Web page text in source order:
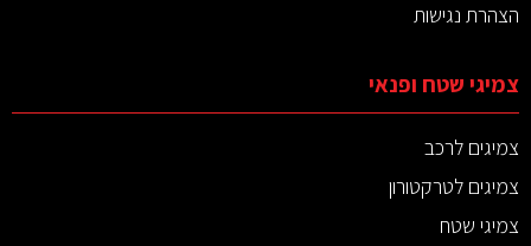
הצהרת נגישות
צמיגי שטח ופנאי
צמיגים לרכב
צמיגים לטרקטורון
צמיגי שטח